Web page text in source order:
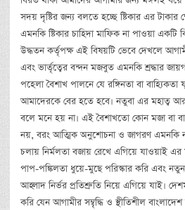
সদয় দৃষ্টির জন্য বলতে হচ্ছে ষ্টিকার এর টাকার
এমনকি ষ্টিকার চাহিদা মাফিক না পাওয়া একটি
উদ্ধতন কর্তৃপক্ষ এই বিষয়টি ভেবে দেখলে
এবং ভার্তৃত্বের বন্দন মজবুত এমনকি শ্রদ্ধার
পহেলা বৈশাখ পালনে যে রঙ্গিনতা বা
আমাদেরকে বের হতে হবে। নতুবা এর মহাত্ব
বলে মনে হয় না। এই বৈশাখতো কোন মজা বা
নয়, বরং আত্মিক অনুশোচনা ও জাগরণ এমনকি
চলায় নির্মলতা বজায় রেখে এগিয়ে যাওয়াই
পাপ-পঙ্কিলতা ধুয়ে-মুছে পরিস্কার করি এবং
আহ্লাদ নির্ভর প্রতিশ্রুতি নিয়ে এগিয়ে যাই।
করি যেন আগামীর সম্বৃদ্ধি ও স্থীতিশীল